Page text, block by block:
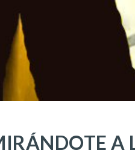
A